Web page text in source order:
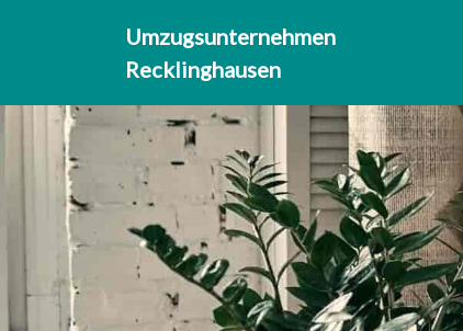
Umzugsunternehmen
Recklinghausen